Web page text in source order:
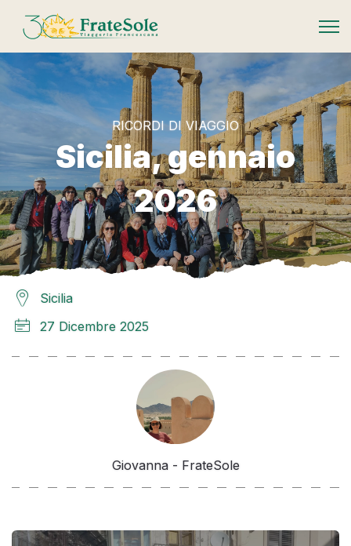
FrateSole Viaggeria Francescana
RICORDI DI VIAGGIO
Sicilia, gennaio
2026
Sicilia
27 Dicembre 2025
Giovanna - FrateSole